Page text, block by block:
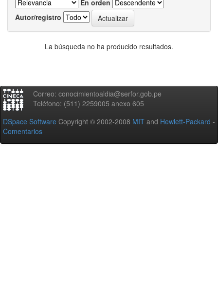
En orden
Autor/registro
La búsqueda no ha producido resultados.
Correo: conocimientoaldia@serfor.gob.pe
Teléfono: (511) 2259005 anexo 605
DSpace Software Copyright © 2002-2008 MIT and Hewlett-Packard -
Comentarios